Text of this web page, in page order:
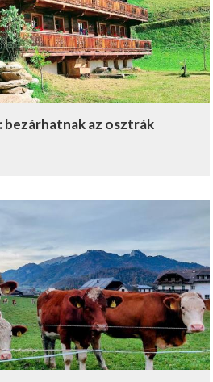
bezárhatnak az osztrák